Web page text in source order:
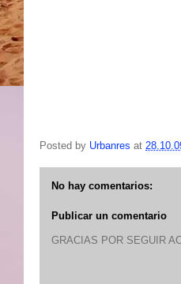
Posted by Urbanres at
No hay comentarios:
Publicar un comentario
GRACIAS POR SEGUIR